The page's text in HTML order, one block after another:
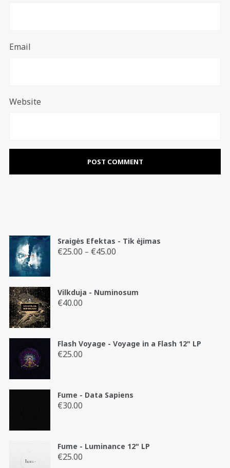
Email
Website
Sraigės Efektas - Tik ėjimas
€25.00 – €45.00Price
€45.00
Vilkduja - Numinosum
€40.00
Flash Voyage - Voyage in a Flash 12" LP
€25.00
Fume - Data Sapiens
€30.00
Fume - Luminance 12" LP
€25.00